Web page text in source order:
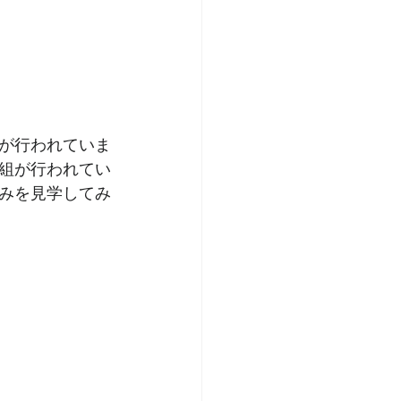
行われていま
が行われてい
を見学してみ